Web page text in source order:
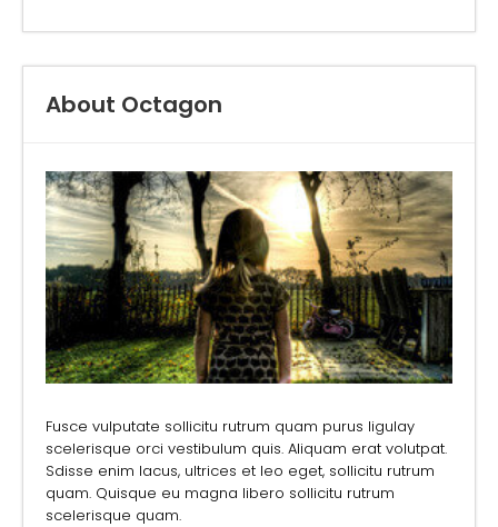
About Octagon
Fusce vulputate sollicitu rutrum quam purus ligulay
scelerisque orci vestibulum quis. Aliquam erat volutpat.
Sdisse enim lacus, ultrices et leo eget, sollicitu rutrum
quam. Quisque eu magna libero sollicitu rutrum
scelerisque quam.